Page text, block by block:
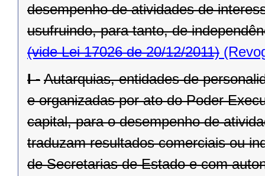
desempenho de atividades de
usufruindo, para tanto, de
(vide Lei 17026 de 20/12/2011)
I - Autarquias, entidades de
e organizadas por ato do Poder
capital, para o desempenho de
traduzam resultados comerciais ou
de Secretarias de Estado e com